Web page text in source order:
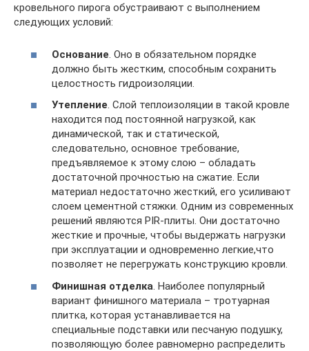
кровельного пирога обустраивают с выполнением
следующих условий:
Основание . Оно в обязательном порядке
должно быть жестким, способным сохранить
целостность гидроизоляции.
Утепление. Слой теплоизоляции в такой кровле
находится под постоянной нагрузкой, как
динамической, так и статической,
следовательно, основное требование,
предъявляемое к этому слою – обладать
достаточной прочностью на сжатие. Если
материал недостаточно жесткий, его усиливают
слоем цементной стяжки. Одним из современных
решений являются PIR-плиты. Они достаточно
жесткие и прочные, чтобы выдержать нагрузки
при эксплуатации и одновременно легкие,что
позволяет не перегружать конструкцию кровли.
Финишная отделка . Наиболее популярный
вариант финишного материала – тротуарная
плитка, которая устанавливается на
специальные подставки или песчаную подушку,
позволяющую более равномерно распределить